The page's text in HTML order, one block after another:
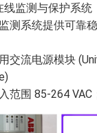
线监测与保护系统
测系统提供可靠
交流电源模块
入范围 85-264